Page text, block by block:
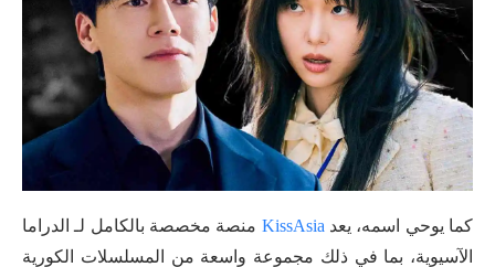
كما يوحي اسمه، يعد KissAsia منصة مخصصة بالكامل لـ الدراما
الآسيوية، بما في ذلك مجموعة واسعة من المسلسلات الكورية